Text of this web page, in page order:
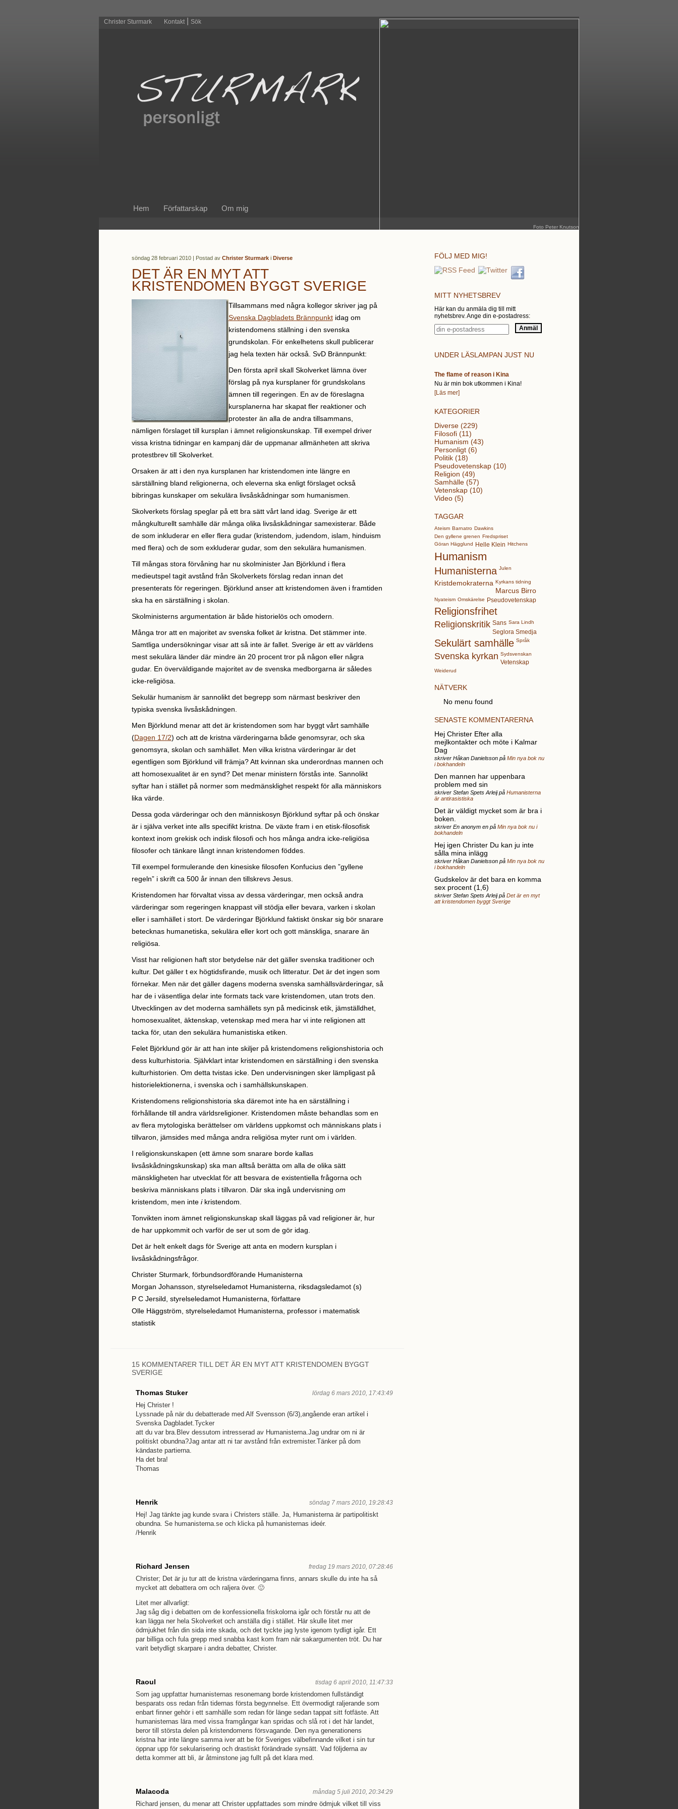
Christer Sturmark Kontakt| Sök
Foto Peter Knutson
Hem Författarskap Om mig
söndag 28 februari 2010 | Postad av Christer Sturmarki Diverse
DET ÄR EN MYT ATT
KRISTENDOMEN BYGGT SVERIGE
Tillsammans med några kollegor skriver jag på
Svenska Dagbladets Brännpunktidag om
kristendomens ställning i den svenska
grundskolan. För enkelhetens skull publicerar
jag hela texten här också. SvD Brännpunkt:
Den första april skall Skolverket lämna över
förslag på nya kursplaner för grundskolans
ämnen till regeringen. En av de föreslagna
kursplanerna har skapat fler reaktioner och
protester än alla de andra tillsammans,
nämligen förslaget till kursplan i ämnet religionskunskap. Till exempel driver
vissa kristna tidningar en kampanj där de uppmanar allmänheten att skriva
protestbrev till Skolverket.
Orsaken är att i den nya kursplanen har kristendomen inte längre en
särställning bland religionerna, och eleverna ska enligt förslaget också
bibringas kunskaper om sekulära livsåskådningar som humanismen.
Skolverkets förslag speglar på ett bra sätt vårt land idag. Sverige är ett
mångkulturellt samhälle där många olika livsåskådningar samexisterar. Både
de som inkluderar en eller flera gudar (kristendom, judendom, islam, hinduism
med flera) och de som exkluderar gudar, som den sekulära humanismen.
Till mångas stora förvåning har nu skolminister Jan Björklund i flera
medieutspel tagit avstånd från Skolverkets förslag redan innan det
presenterats för regeringen. Björklund anser att kristendomen även i framtiden
ska ha en särställning i skolan.
Skolministerns argumentation är både historielös och omodern.
Många tror att en majoritet av svenska folket är kristna. Det stämmer inte.
Samtliga undersökningar visar att så inte är fallet. Sverige är ett av världens
mest sekulära länder där mindre än 20 procent tror på någon eller några
gudar. En överväldigande majoritet av de svenska medborgarna är således
icke-religiösa.
Sekulär humanism är sannolikt det begrepp som närmast beskriver den
typiska svenska livsåskådningen.
Men Björklund menar att det är kristendomen som har byggt vårt samhälle
(Dagen 17/2) och att de kristna värderingarna både genomsyrar, och ska
genomsyra, skolan och samhället. Men vilka kristna värderingar är det
egentligen som Björklund vill främja? Att kvinnan ska underordnas mannen och
att homosexualitet är en synd? Det menar ministern förstås inte. Sannolikt
syftar han i stället på normer som medmänsklighet respekt för alla människors
lika värde.
Dessa goda värderingar och den människosyn Björklund syftar på och önskar
är i själva verket inte alls specifikt kristna. De växte fram i en etisk-filosofisk
kontext inom grekisk och indisk filosofi och hos många andra icke-religiösa
filosofer och tänkare långt innan kristendomen föddes.
Till exempel formulerande den kinesiske filosofen Konfucius den ”gyllene
regeln” i skrift ca 500 år innan den tillskrevs Jesus.
Kristendomen har förvaltat vissa av dessa värderingar, men också andra
värderingar som regeringen knappast vill stödja eller bevara, varken i skolan
eller i samhället i stort. De värderingar Björklund faktiskt önskar sig bör snarare
betecknas humanetiska, sekulära eller kort och gott mänskliga, snarare än
religiösa.
Visst har religionen haft stor betydelse när det gäller svenska traditioner och
kultur. Det gäller t ex högtidsfirande, musik och litteratur. Det är det ingen som
förnekar. Men när det gäller dagens moderna svenska samhällsvärderingar, så
har de i väsentliga delar inte formats tack vare kristendomen, utan trots den.
Utvecklingen av det moderna samhällets syn på medicinsk etik, jämställdhet,
homosexualitet, äktenskap, vetenskap med mera har vi inte religionen att
tacka för, utan den sekulära humanistiska etiken.
Felet Björklund gör är att han inte skiljer på kristendomens religionshistoria och
dess kulturhistoria. Självklart intar kristendomen en särställning i den svenska
kulturhistorien. Om detta tvistas icke. Den undervisningen sker lämpligast på
historielektionerna, i svenska och i samhällskunskapen.
Kristendomens religionshistoria ska däremot inte ha en särställning i
förhållande till andra världsreligioner. Kristendomen måste behandlas som en
av flera mytologiska berättelser om världens uppkomst och människans plats i
tillvaron, jämsides med många andra religiösa myter runt om i världen.
I religionskunskapen (ett ämne som snarare borde kallas
livsåskådningskunskap) ska man alltså berätta om alla de olika sätt
mänskligheten har utvecklat för att besvara de existentiella frågorna och
beskriva människans plats i tillvaron. Där ska ingå undervisning om
kristendom, men inte ikristendom.
Tonvikten inom ämnet religionskunskap skall läggas på vad religioner är, hur
de har uppkommit och varför de ser ut som de gör idag.
Det är helt enkelt dags för Sverige att anta en modern kursplan i
livsåskådningsfrågor.
Christer Sturmark, förbundsordförande Humanisterna
Morgan Johansson, styrelseledamot Humanisterna, riksdagsledamot (s)
P C Jersild, styrelseledamot Humanisterna, författare
Olle Häggström, styrelseledamot Humanisterna, professor i matematisk
statistik
15 KOMMENTARER TILL DET ÄR EN MYT ATT KRISTENDOMEN BYGGT
SVERIGE
Thomas Stuker lördag 6 mars 2010, 17:43:49
Hej Christer !
Lyssnade på när du debatterade med Alf Svensson (6/3),angående eran artikel i
Svenska Dagbladet.Tycker
att du var bra.Blev dessutom intresserad av Humanisterna.Jag undrar om ni är
politiskt obundna?Jag antar att ni tar avstånd från extremister.Tänker på dom
kändaste partierna.
Ha det bra!
Thomas
Henrik söndag 7 mars 2010, 19:28:43
Hej! Jag tänkte jag kunde svara i Christers ställe. Ja, Humanisterna är partipolitiskt
obundna. Se humanisterna.se och klicka på humanisternas ideér.
/Henrik
Richard Jensen fredag 19 mars 2010, 07:28:46
Christer; Det är ju tur att de kristna värderingarna finns, annars skulle du inte ha så
mycket att debattera om och raljera över. 🙂
Litet mer allvarligt:
Jag såg dig i debatten om de konfessionella friskolorna igår och förstår nu att de
kan lägga ner hela Skolverket och anställa dig i stället. Här skulle litet mer
ödmjukhet från din sida inte skada, och det tyckte jag lyste igenom tydligt igår. Ett
par billiga och fula grepp med snabba kast kom fram när sakargumenten tröt. Du har
varit betydligt skarpare i andra debatter, Christer.
Raoul tisdag 6 april 2010, 11:47:33
Som jag uppfattar humanisternas resonemang borde kristendomen fullständigt
besparats oss redan från tidernas första begynnelse. Ett övermodigt raljerande som
enbart finner gehör i ett samhälle som redan för länge sedan tappat sitt fotfäste. Att
humanisternas lära med vissa framgångar kan spridas och slå rot i det här landet,
beror till största delen på kristendomens försvagande. Den nya generationens
kristna har inte längre samma iver att be för Sveriges välbefinnande vilket i sin tur
öppnar upp för sekularisering och drastiskt förändrade synsätt. Vad följderna av
detta kommer att bli, är åtminstone jag fullt på det klara med.
Malacoda måndag 5 juli 2010, 20:34:29
Richard jensen, du menar att Christer uppfattades som mindre ödmjuk vilket till viss
FÖLJ MED MIG!
MITT NYHETSBREV
Här kan du anmäla dig till mitt
nyhetsbrev. Ange din e-postadress:
UNDER LÄSLAMPAN JUST NU
The flame of reason i Kina
Nu är min bok utkommen i Kina!
[Läs mer]
KATEGORIER
Diverse (229)
Filosofi (11)
Humanism (43)
Personligt (6)
Politik (18)
Pseudovetenskap (10)
Religion (49)
Samhälle (57)
Vetenskap (10)
Video (5)
TAGGAR
Ateism Barnatro Dawkins
Den gyllene grenen Fredspriset
Göran Hägglund
Helle Klein Hitchens
Humanism
Humanisterna Julen
Kristdemokraterna Kyrkans tidning
Marcus Birro
Nyateism Omskärelse Pseudovetenskap
Religionsfrihet
Religionskritik Sans Sara Lindh
Seglora Smedja
Sekulärt samhälle Språk
Svenska kyrkan Sydsvenskan
Vetenskap
Weiderud
NÄTVERK
No menu found
SENASTE KOMMENTARERNA
Hej Christer Efter alla
mejlkontakter och möte i Kalmar
Dag
skriver Håkan Danielsson på Min nya bok nu
i bokhandeln
Den mannen har uppenbara
problem med sin
skriver Stefan Spets Arleij på Humanisterna
är antirasistiska
Det är väldigt mycket som är bra i
boken.
skriver En anonym en på Min nya bok nu i
bokhandeln
Hej igen Christer Du kan ju inte
sålla mina inlägg
skriver Håkan Danielsson på Min nya bok nu
i bokhandeln
Gudskelov är det bara en komma
sex procent (1,6)
skriver Stefan Spets Arleij på Det är en myt
att kristendomen byggt Sverige